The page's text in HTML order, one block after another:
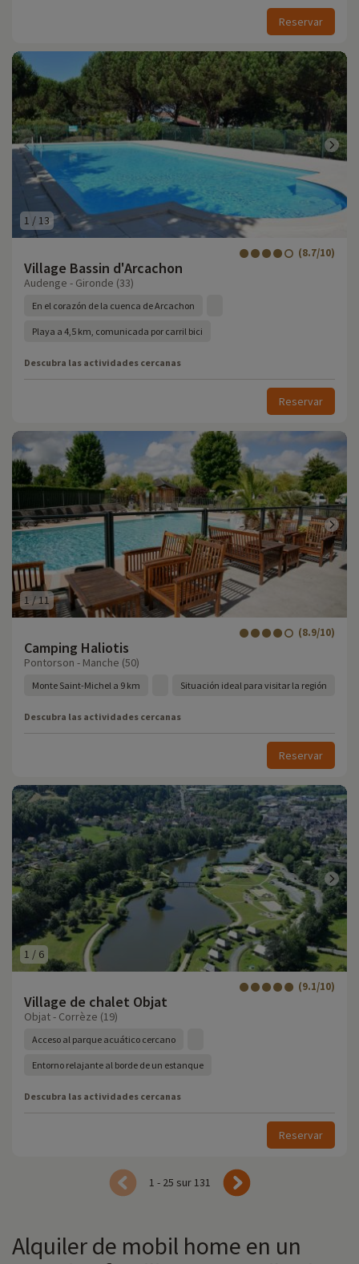
Reservar
1 / 13
Village Bassin d'Arcachon
(8.7/10)
Audenge - Gironde (33)
En el corazón de la cuenca de Arcachon
Playa a 4,5 km, comunicada por carril bici
Descubra las actividades cercanas
Reservar
1 /11
Camping Haliotis
(8.9/10)
Pontorson - Manche (50)
Monte Saint-Michel a 9 km Situación ideal para visitar la región
Descubra las actividades cercanas
Reservar
1 / 6
Village de chalet Objat
(9.1/10)
Objat - Corrèze (19)
Acceso al parque acuático cercano
Entorno relajante al borde de un estanque
Descubra las actividades cercanas
Reservar
1 - 25 sur 131
Alquiler de mobil home en un